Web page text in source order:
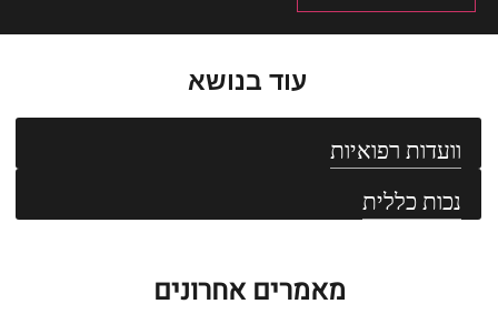
עוד בנושא
וועדות רפואיות
נכות כללית
מאמרים אחרונים